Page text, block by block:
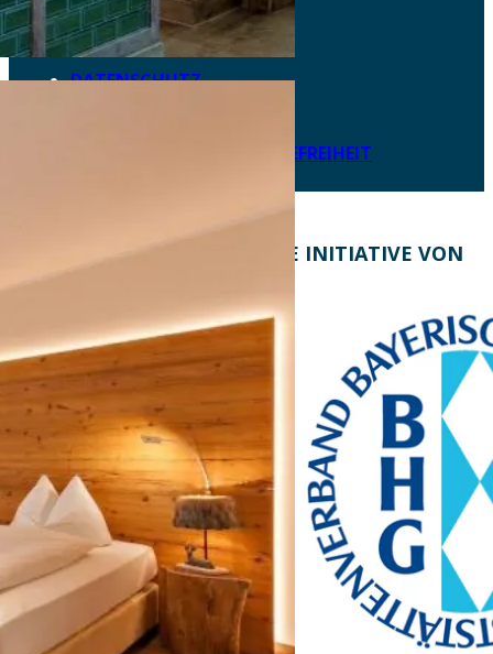
AKTUELLES
DOWNLOADS
DATENSCHUTZ
ERKLÄRUNG ZUR BARRIEREFREIHEIT
KONTAKT EINE INITIATIVE VON
Bayern Tourist Gmbh
(BTG)
Prinz-Ludwig-Palais
Türkenstraße 7
80333 München
Telefon: +49 89 28760-
Fax: +49 89 28760-121
bayerischekueche@btg-
service.de
www.btg-service.de